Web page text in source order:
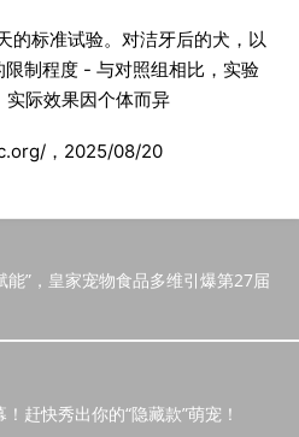
的标准试验。对洁牙后的犬，以
制程度 - 与对照组相比，实验
际效果因个体而异
，2025/08/20
”，皇家宠物食品多维引爆第27届
赶快秀出你的“隐藏款”萌宠！